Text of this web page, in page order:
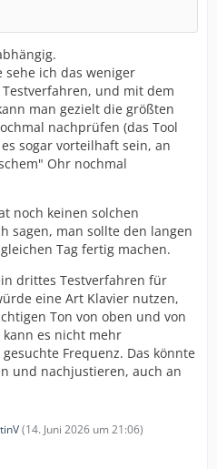
sehe ich das weniger
und mit dem
man gezielt die größten
nachprüfen (das Tool
sogar vorteilhaft sein, an
Ohr nochmal
noch keinen solchen
sagen, man sollte den langen
Tag fertig machen.
drittes Testverfahren für
eine Art Klavier nutzen,
Ton von oben und von
es nicht mehr
Frequenz. Das könnte
und nachjustieren, auch an
(14. Juni 2026 um 21:06)